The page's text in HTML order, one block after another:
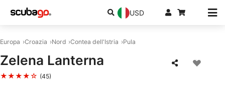
USD
Europa Croazia Nord Contea dell'Istria Pula
Zelena Lanterna
★★★★☆ (45)